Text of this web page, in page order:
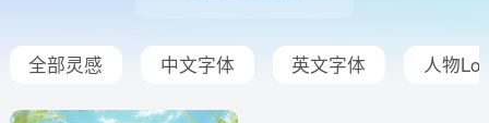
全部灵感 中文字体 英文字体 人物